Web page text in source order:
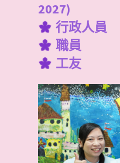
2027)
行政人員
職員
工友